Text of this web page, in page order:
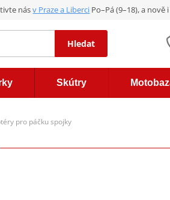
násv Praze a Liberci Po–Pá (9–18), a nově
Hledat
Skútry
pro páčku spojky